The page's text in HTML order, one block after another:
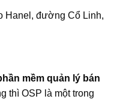
Hanel, đường Cổ Linh,
mềm quản lý bán
thì OSP là một trong